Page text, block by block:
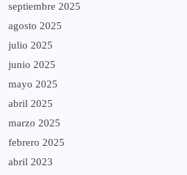
septiembre 2025
agosto 2025
julio 2025
junio 2025
mayo 2025
abril 2025
marzo 2025
febrero 2025
abril 2023